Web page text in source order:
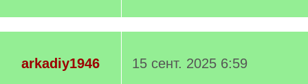
arkadiy1946
15 сент. 2025 6:59